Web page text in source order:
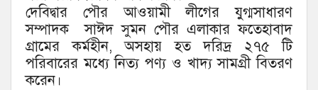
দেবিদ্বার পৌর আওয়ামী লীগের যুগ্মসাধারণ
সম্পাদক সাঈদ সুমন পৌর এলাকার ফতেহাবাদ
গ্রামের কর্মহীন, অসহায় হত দরিদ্র ২৭৫ টি
পরিবারের মধ্যে নিত্য পণ্য ও খাদ্য সামগ্রী বিতরণ
করেন।